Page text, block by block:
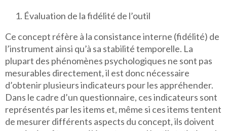
Évaluation de la fidélité de l’outil
Ce concept réfère à la consistance interne (fidélité) de
l’instrument ainsi qu’à sa stabilité temporelle. La
plupart des phénomènes psychologiques ne sont pas
mesurables directement, il est donc nécessaire
d’obtenir plusieurs indicateurs pour les appréhender.
Dans le cadre d’un questionnaire, ces indicateurs sont
représentés par les items et, même si ces items tentent
de mesurer différents aspects du concept, ils doivent